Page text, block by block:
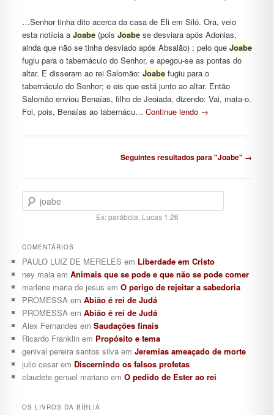
…Senhor tinha dito acerca da casa de Eli em Siló. Ora, veio
esta notícia a Joabe(pois Joabese desviara após Adonias,
ainda que não se tinha desviado após Absalão) ; pelo que Joabe
fugiu para o tabernáculo do Senhor, e apegou-se as pontas do
altar. E disseram ao rei Salomão: Joabefugiu para o
tabernáculo do Senhor; e eis que está junto ao altar. Então
Salomão enviou Benaías, filho de Jeoiada, dizendo: Vai, mata-o.
Foi, pois, Benaías ao tabernácu… Continue lendo →
Seguintes resultados para "Joabe" →
Pesquisar
Ex: parábola, Lucas 1:26
COMENTÁRIOS
PAULO LUIZ DE MERELES em Liberdade em Cristo
ney maiaem Animais que se pode e que não se pode comer
marlene maria de jesus em O perigo de rejeitar a sabedoria
PROMESSA em Abião é rei de Judá
PROMESSA em Abião é rei de Judá
Alex Fernandes em Saudações finais
Ricardo Franklinem Propósito e tema
genival pereira santos silvaem Jeremias ameaçado de morte
julio cesarem Discernindo os falsos profetas
claudete genuel marianoem O pedido de Ester ao rei
OS LIVROS DA BÍBLIA